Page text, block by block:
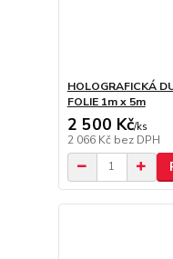
HOLOGRAFICKÁ
FOLIE 1m x 5m
2 500 Kč/ks
2 066 Kč bez DPH